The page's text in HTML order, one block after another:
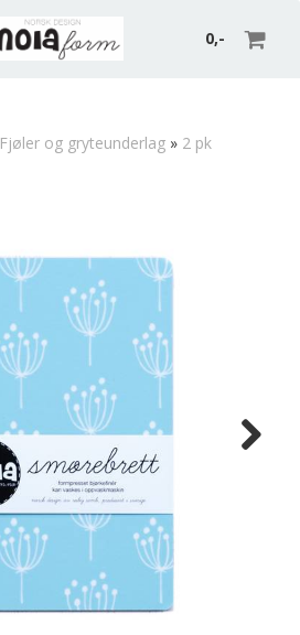
0,-
Fjøler og gryteunderlag » 2 pk